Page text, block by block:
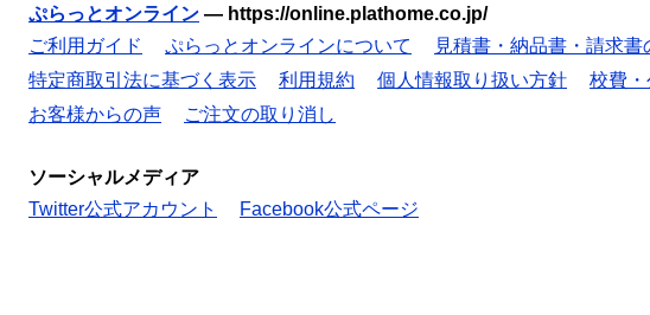
ぷらっとオンライン — https://online.plathome.co.jp/
ご利用ガイド
ぷらっとオンラインについて 見積書・納品書・請求書
特定商取引法に基づく表示
利用規約 個人情報取り扱い方針 校費
お客様からの声
ご注文の取り消し
ソーシャルメディア
Twitter公式アカウント
Facebook公式ページ